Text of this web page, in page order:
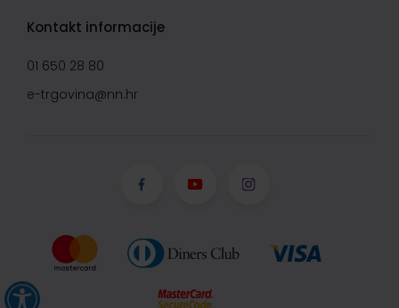
Kontakt informacije
01 650 28 80
e-trgovina@nn.hr